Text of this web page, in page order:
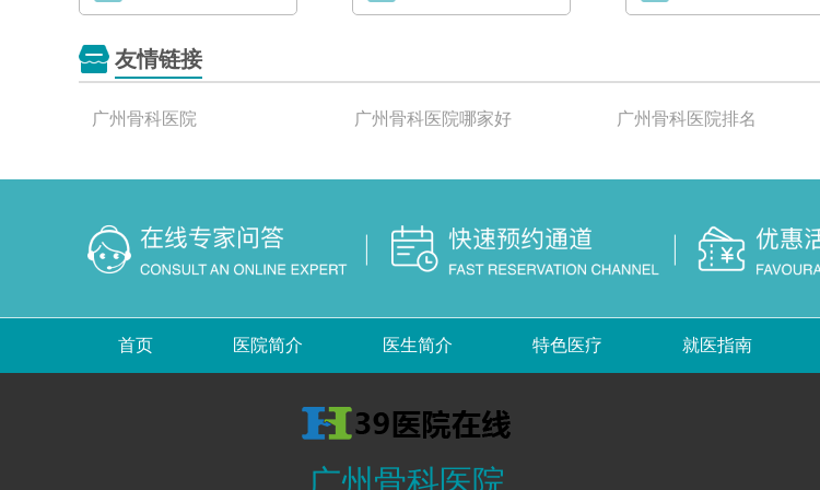
友情链接
广州骨科医院 广州骨科医院哪家好 广州骨科医院排名
首页 医院简介 医生简介 特色医疗 就医指南
广州骨科医院